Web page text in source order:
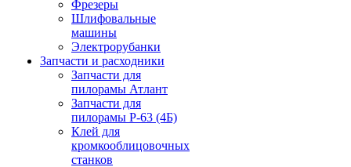
Фрезеры
Шлифовальные
машины
Электрорубанки
Запчасти и расходники
Запчасти для
пилорамы Атлант
Запчасти для
пилорамы Р-63 (4Б)
Клей для
кромкооблицовочных
станков